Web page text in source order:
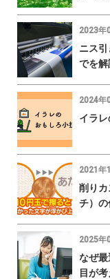
2023年
ニス
でを解
2024年
イラ
2021年
削り
チ）の
2025年
なぜ
目が考